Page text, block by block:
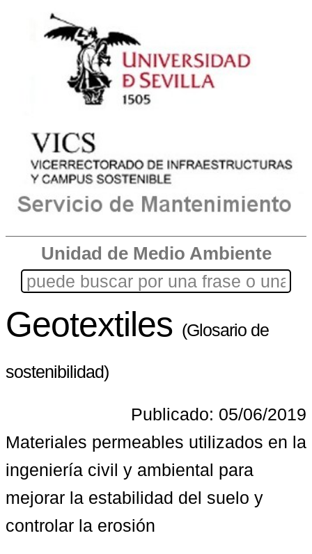
Unidad de Medio Ambiente
Geotextiles (Glosario de
sostenibilidad)
Publicado: 05/06/2019
Materiales permeables utilizados en la
ingeniería civil y ambiental para
mejorar la estabilidad del suelo y
controlar la erosión